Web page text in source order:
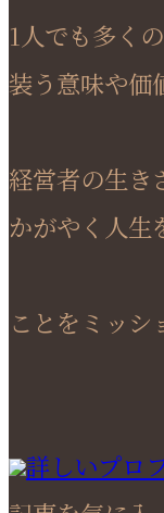
1人でも多く
装う意味や価
経営者の生き
かがやく人生
ことをミッシ
詳しいプロ